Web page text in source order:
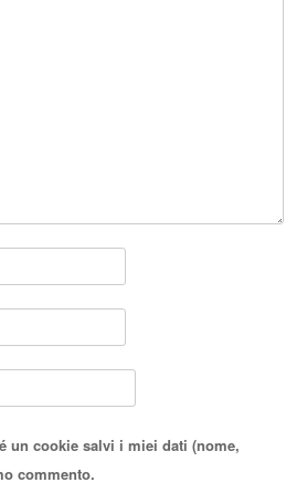
un cookie salvi i miei dati (nome,
commento.